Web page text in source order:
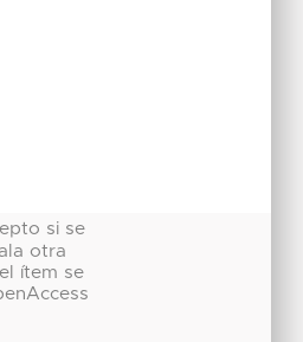
si se
otra
ítem se